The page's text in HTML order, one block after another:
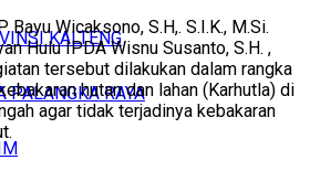
KALTENG
PALANGKA RAYA
Bayu Wicaksono, S.H,. S.I.K., M.Si.
Hulu IPDA Wisnu Susanto, S.H. ,
tersebut dilakukan dalam rangka
hutan dan lahan (Karhutla) di
agar tidak terjadinya kebakaran